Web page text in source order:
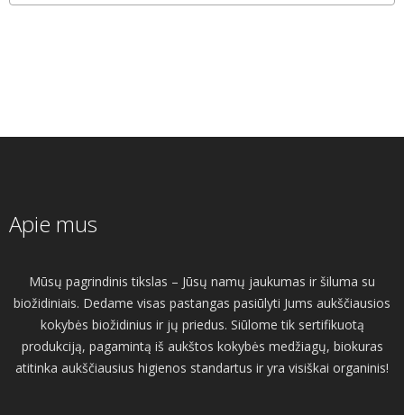
Apie mus
Mūsų pagrindinis tikslas – Jūsų namų jaukumas ir šiluma su
biožidiniais. Dedame visas pastangas pasiūlyti Jums aukščiausios
kokybės biožidinius ir jų priedus. Siūlome tik sertifikuotą
produkciją, pagamintą iš aukštos kokybės medžiagų, biokuras
atitinka aukščiausius higienos standartus ir yra visiškai organinis!